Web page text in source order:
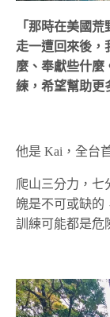
「那時在美國
走一遭回來後，
麼、奉獻些什麼
練，希望幫助更
他是 Kai，全台
爬山三分力，七
魄是不可或缺的
訓練可能都是危